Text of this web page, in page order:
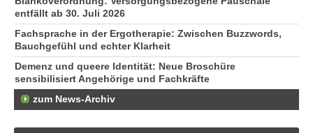
entfällt ab 30. Juli 2026
Fachsprache in der Ergotherapie: Zwischen Buzzwords,
Bauchgefühl und echter Klarheit
Demenz und queere Identität: Neue Broschüre
sensibilisiert Angehörige und Fachkräfte
zum News-Archiv